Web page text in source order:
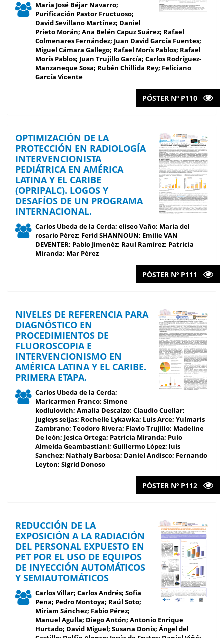
Maria José Béjar Navarro;
Purificación Pastor Fructuoso;
David Sevillano Martínez; Daniel
Prieto Morán; Ana Belén Capuz Suárez; Rafael
Colmenares Fernández; Juan David García Fuentes;
Miguel Cámara Gallego; Rafael Morís Pablos; Rafael
Morís Pablos; Juan Trujillo García; Carlos Rodríguez-
Manzaneque Sosa; Rubén Chillida Rey; Feliciano
García Vicente
PÓSTER Nº P110
OPTIMIZACIÓN DE LA
PROTECCIÓN EN RADIOLOGÍA
INTERVENCIONISTA
PEDIÁTRICA EN AMÉRICA
LATINA Y EL CARIBE
(OPRIPALC). LOGOS Y
DESAFÍOS DE UN PROGRAMA
INTERNACIONAL.
Carlos Ubeda de la Cerda; eliseo Vaño; Maria del
rosario Pérez; Ferid SHANNOUN; Emilie VAN
DEVENTER; Pablo Jimenéz; Raul Ramírez; Patricia
Miranda; Mar Pérez
PÓSTER Nº P111
NIVELES DE REFERENCIA PARA
DIAGNÓSTICO EN
PROCEDIMIENTOS DE
FLUOROSCOPIA E
INTERVENCIONISMO EN
AMÉRICA LATINA Y EL CARIBE.
PRIMERA ETAPA.
Carlos Ubeda de la Cerda;
Maricarmen Franco; Simone
kodlulovich; Amalia Descalzo; Claudio Cuellar;
Jugleys seijas; Rochelle Lykawka; Luis Arce; Yulmaris
Zambrano; Teodoro Rivera; Flavio Trujillo; Madeline
De león; Jesica Ortega; Patricia Miranda; Pulo
Almeida Geambastiani; Guillermo López; luis
Sanchez; Nathaly Barbosa; Daniel Andisco; Fernando
Leyton; Sigrid Donoso
PÓSTER Nº P112
REDUCCIÓN DE LA
EXPOSICIÓN A LA RADIACIÓN
DEL PERSONAL EXPUESTO EN
PET POR EL USO DE EQUIPOS
DE INYECCIÓN AUTOMÁTICOS
Y SEMIAUTOMÁTICOS
Carlos Villar; Carlos Andrés; Sofia
Pena; Pedro Montoya; Raúl Soto;
Miriam Sánchez; Fabio Pérez;
Manuel Agulla; Diego Antón; Antonio Enrique
Hurtado; David Miguel; Susana Donis; Ángel del